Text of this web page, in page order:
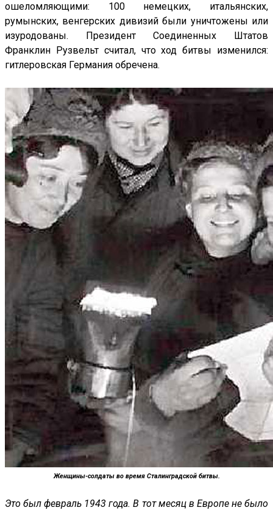
ошеломляющими: 100 немецких, итальянских,
румынских, венгерских дивизий были уничтожены или
изуродованы. Президент Соединенных Штатов
Франклин Рузвельт считал, что ход битвы изменился:
гитлеровская Германия обречена.
Женщины-солдаты во время Сталинградской битвы.
Это был февраль 1943 года. В тот месяц в Европе не было